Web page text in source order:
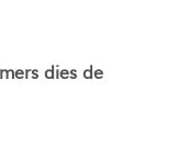
dies de